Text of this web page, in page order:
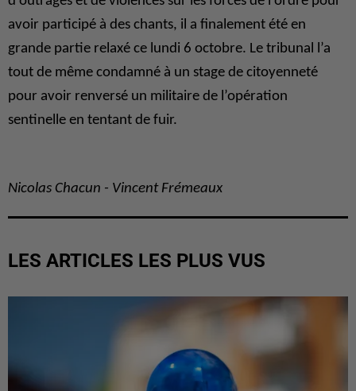
avoir participé à des chants, il a finalement été en
grande partie relaxé ce lundi 6 octobre. Le tribunal l’a
tout de même condamné à un stage de citoyenneté
pour avoir renversé un militaire de l’opération
sentinelle en tentant de fuir.
Nicolas Chacun - Vincent Frémeaux
LES ARTICLES LES PLUS VUS